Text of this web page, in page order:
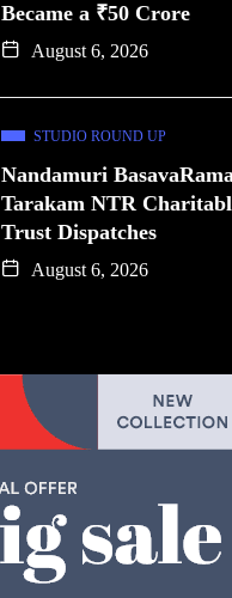
Became a ₹50 Crore
August 6, 2026
STUDIO ROUND UP
Nandamuri
Tarakam NTR
Trust Dispatches
August 6, 2026